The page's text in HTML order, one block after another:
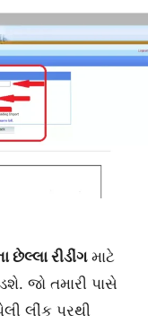
છેલ્લા રીડીંગમાટે
જો તમારી પાસે
લીંક પરથી